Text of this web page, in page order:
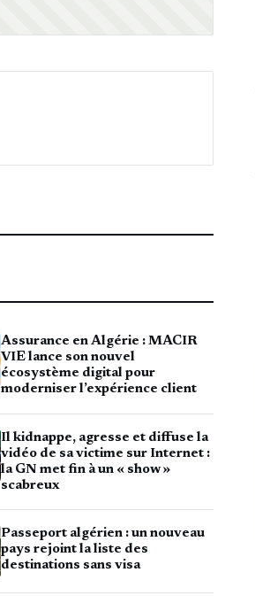
Assurance en Algérie : MACIR
VIE lance son nouvel
écosystème digital pour
moderniser l’expérience client
Il kidnappe, agresse et diffuse la
vidéo de sa victime sur Internet :
la GN met fin à un « show »
scabreux
Passeport algérien : un nouveau
pays rejoint la liste des
destinations sans visa